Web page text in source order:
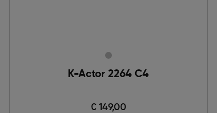
K-Actor 2264 C4
€ 149,00